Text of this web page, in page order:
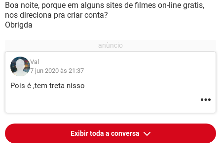
Boa noite, porque em alguns sites de filmes on-line gratis,
nos direciona pra criar conta?
Obrigda
Val
7 jun 2020 às 21:37
Pois é ,tem treta nisso
Exibir toda a conversa